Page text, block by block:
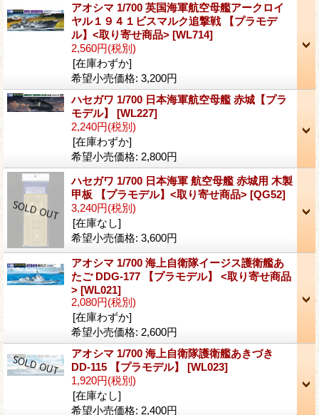
アオシマ 1/700 英国海軍航空母艦アークロイ
ヤル１９４１ビスマルク追撃戦 【プラモデ
ル】<取り寄せ商品> [WL714]
2,560円(税別)
[在庫わずか]
希望小売価格: 3,200円
ハセガワ 1/700 日本海軍航空母艦 赤城【プラ
モデル】 [WL227]
2,240円(税別)
[在庫わずか]
希望小売価格: 2,800円
ハセガワ 1/700 日本海軍 航空母艦 赤城用 木製
甲板 【プラモデル】<取り寄せ商品> [QG52]
3,240円(税別)
[在庫なし]
希望小売価格: 3,600円
アオシマ 1/700 海上自衛隊イージス護衛艦あ
たご DDG-177 【プラモデル】 <取り寄せ商品
> [WL021]
2,080円(税別)
[在庫わずか]
希望小売価格: 2,600円
アオシマ 1/700 海上自衛隊護衛艦あきづき
DD-115 【プラモデル】 [WL023]
1,920円(税別)
[在庫なし]
希望小売価格: 2,400円